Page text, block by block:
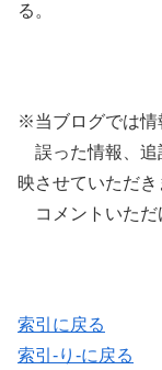
る。
※当ブログでは情
誤った情報、追
映させていただ
コメントいただ
索引に戻る
索引-り-に戻る